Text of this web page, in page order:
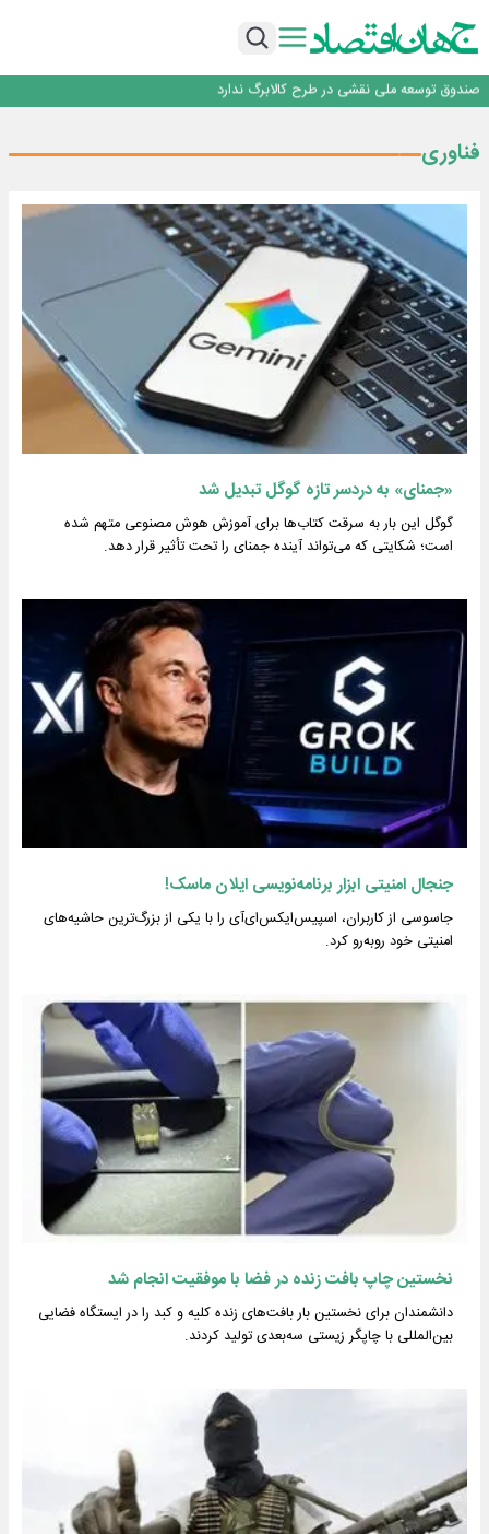
رشد بازار رمزارزها؛ کاربران پیش از ورود چه نکاتی را باید بدانند؟
صندوق توسعه ملی نقشی در طرح کالابرگ ندارد
*پیام دکتر اسلام کریمی به مناسبت روز خبرنگار*
رشد بازار رمزارزها؛ کاربران پیش از ورود چه نکاتی را باید بدانند؟
فناوری
«جمنای» به دردسر تازه گوگل تبدیل شد
گوگل این بار به سرقت کتاب‌ها برای آموزش هوش مصنوعی متهم شده
است؛ شکایتی که می‌تواند آینده جمنای را تحت تأثیر قرار دهد.
جنجال امنیتی ابزار برنامه‌نویسی ایلان ماسک!
جاسوسی از کاربران، اسپیس‌ایکس‌ای‌آی را با یکی از بزرگ‌ترین حاشیه‌های
امنیتی خود روبه‌رو کرد.
نخستین چاپ بافت زنده در فضا با موفقیت انجام شد
دانشمندان برای نخستین بار بافت‌های زنده کلیه و کبد را در ایستگاه فضایی
بین‌المللی با چاپگر زیستی سه‌بعدی تولید کردند.